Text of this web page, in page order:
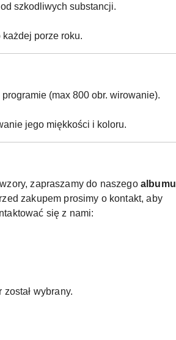
szkodliwych substancji.
porze roku.
(max 800 obr. wirowanie).
jego miękkości i koloru.
zapraszamy do naszego albumu
zakupem prosimy o kontakt, aby
się z nami:
został wybrany.